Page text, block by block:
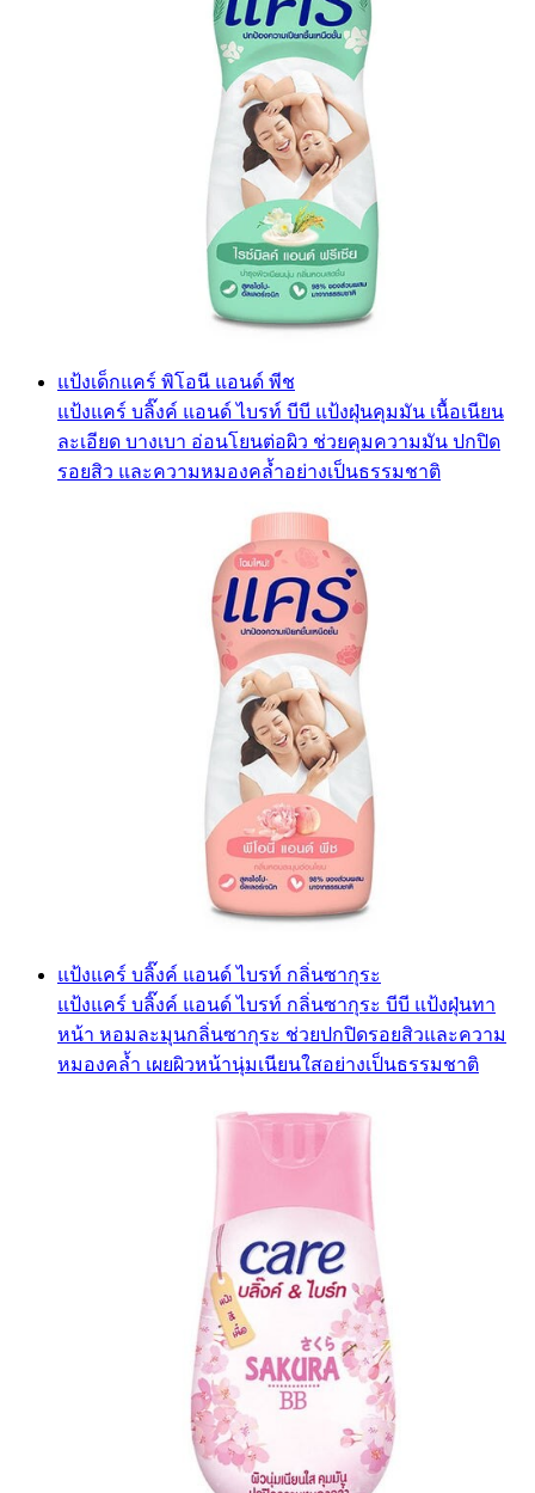
แป้งเด็กแคร์ พิโอนี แอนด์ พีช
แป้งแคร์ บลิ๊งค์ แอนด์ ไบรท์ บีบี แป้งฝุ่นคุมมัน เนื้อเนียน
ละเอียด บางเบา อ่อนโยนต่อผิว ช่วยคุมความมัน ปกปิด
รอยสิว และความหมองคล้ำอย่างเป็นธรรมชาติ
แป้งแคร์ บลิ๊งค์ แอนด์ ไบรท์ กลิ่นซากุระ
แป้งแคร์ บลิ๊งค์ แอนด์ ไบรท์ กลิ่นซากุระ บีบี แป้งฝุ่นทา
หน้า หอมละมุนกลิ่นซากุระ ช่วยปกปิดรอยสิวและความ
หมองคล้ำ เผยผิวหน้านุ่มเนียนใสอย่างเป็นธรรมชาติ